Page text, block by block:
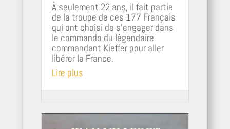
À seulement 22 ans, il fait partie
de la troupe de ces 177 Français
qui ont choisi de s'engager dans
le commando du légendaire
commandant Kieffer pour aller
libérer la France.
Lire plus